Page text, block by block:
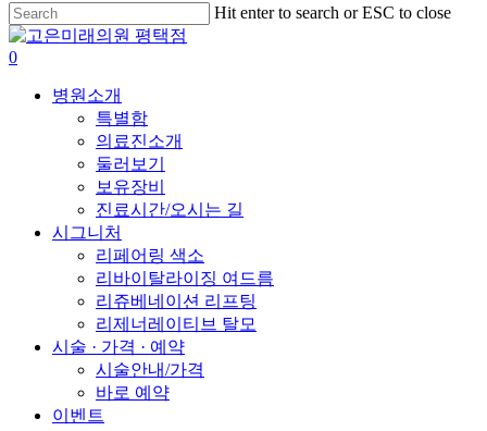
Skip
to
main
content
Hit enter to search or ESC to close
Close
Search
search
0
병원소개
특별함
의료진소개
둘러보기
보유장비
진료시간/오시는 길
시그니처
리페어링 색소
리바이탈라이징 여드름
리쥬베네이션 리프팅
리제너레이티브 탈모
시술 · 가격 · 예약
시술안내/가격
바로 예약
이벤트